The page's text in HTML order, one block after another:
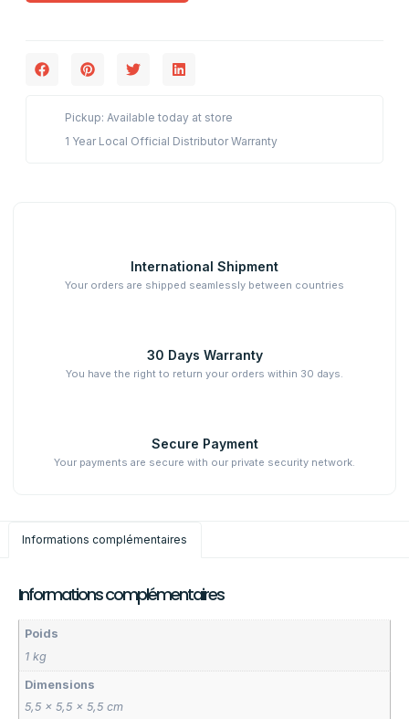
Pickup: Available today at store
1 Year Local Official Distributor Warranty
International Shipment
Your orders are shipped seamlessly between countries
30 Days Warranty
You have the right to return your orders within 30 days.
Secure Payment
Your payments are secure with our private security network.
Informations complémentaires
Informations complémentaires
Poids
1 kg
Dimensions
5,5 × 5,5 × 5,5 cm